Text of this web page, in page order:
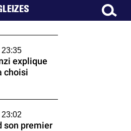
explique
choisi
son premier